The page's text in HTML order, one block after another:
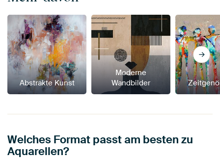
Abstrakte Kunst
Moderne
Wandbilder
Welches Format passt am besten zu
Aquarellen?